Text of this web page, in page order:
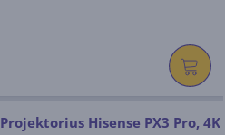
Projektorius Hisense PX3 Pro, 4K